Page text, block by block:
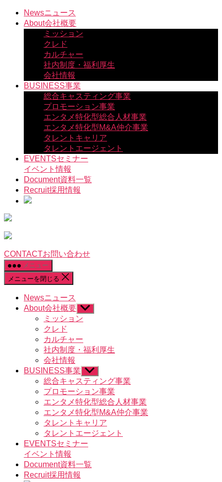
Newsニュース
About会社概要
ミッション
クレド
カルチャー
社内制度・福利厚生
会社情報
BUSINESS事業
総合キャスティング事業
プロモーション事業
エンタメ特化型総合人材事業
エンタメ特化型M&A仲介事業
タレントキャリア
タレントエージェント
EVENTSセミナー
イベント情報
Document資料一覧
Recruit採用情報
CONTACTお問い合わせ
メニュー
メニューを閉じる
Newsニュース
About会社概要 サ
ブ
ュ
ー
表
示
ミッション
クレド
カルチャー
社内制度・福利厚生
会社情報
BUSINESS事業 サ
ブ
メ
ニ
ュ
ー
を
表
示
総合キャスティング事業
プロモーション事業
エンタメ特化型総合人材事業
エンタメ特化型M&A仲介事業
タレントキャリア
タレントエージェント
EVENTSセミナー
イベント情報
Document資料一覧
Recruit採用情報